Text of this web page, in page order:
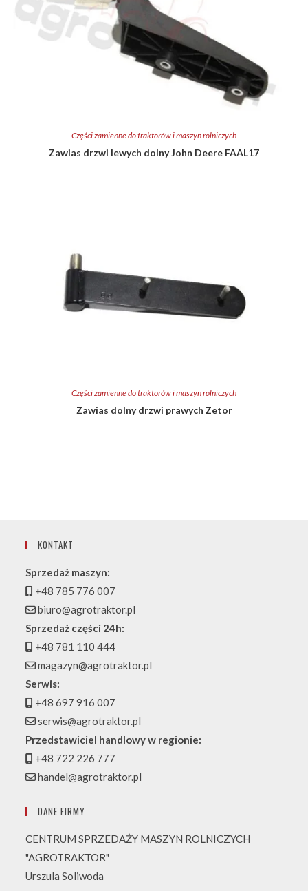
Części zamienne do traktorów i maszyn rolniczych
Zawias drzwi lewych dolny John Deere FAAL17
Części zamienne do traktorów i maszyn rolniczych
Zawias dolny drzwi prawych Zetor
KONTAKT
Sprzedaż maszyn:
+48 785 776 007
biuro@agrotraktor.pl
Sprzedaż części 24h:
+48 781 110 444
magazyn@agrotraktor.pl
Serwis:
+48 697 916 007
serwis@agrotraktor.pl
Przedstawiciel handlowy w regionie:
+48 722 226 777
handel@agrotraktor.pl
DANE FIRMY
CENTRUM SPRZEDAŻY MASZYN ROLNICZYCH
"AGROTRAKTOR"
Urszula Soliwoda